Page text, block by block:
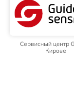
Сервисный центр
Кирове